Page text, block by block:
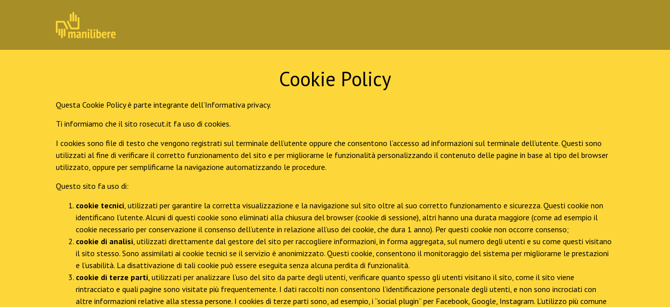
Cookie Policy
Questa Cookie Policy è parte integrante dell’Informativa privacy.
Ti informiamo che il sito rosecut.it fa uso di cookies.
I cookies sono file di testo che vengono registrati sul terminale dell’utente oppure che consentono l’accesso ad informazioni sul terminale dell’utente. Questi sono
utilizzati al fine di verificare il corretto funzionamento del sito e per migliorarne le funzionalità personalizzando il contenuto delle pagine in base al tipo del browser
utilizzato, oppure per semplificarne la navigazione automatizzando le procedure.
Questo sito fa uso di:
cookie tecnici , utilizzati per garantire la corretta visualizzazione e la navigazione sul sito oltre al suo corretto funzionamento e sicurezza. Questi cookie non
identificano l’utente. Alcuni di questi cookie sono eliminati alla chiusura del browser (cookie di sessione), altri hanno una durata maggiore (come ad esempio il
cookie necessario per conservazione il consenso dell’utente in relazione all’uso dei cookie, che dura 1 anno). Per questi cookie non occorre consenso;
cookie di analisi , utilizzati direttamente dal gestore del sito per raccogliere informazioni, in forma aggregata, sul numero degli utenti e su come questi visitano
il sito stesso. Sono assimilati ai cookie tecnici se il servizio è anonimizzato. Questi cookie, consentono il monitoraggio del sistema per migliorarne le prestazioni
e l’usabilità. La disattivazione di tali cookie può essere eseguita senza alcuna perdita di funzionalità.
cookie di terze parti , utilizzati per analizzare l’uso del sito da parte degli utenti, verificare quanto spesso gli utenti visitano il sito, come il sito viene
rintracciato e quali pagine sono visitate più frequentemente. I dati raccolti non consentono l’identificazione personale degli utenti, e non sono incrociati con
altre informazioni relative alla stessa persone. I cookies di terze parti sono, ad esempio, i “social plugin” per Facebook, Google, Instagram. L’utilizzo più comune